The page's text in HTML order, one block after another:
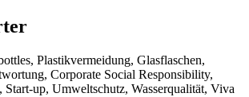
Plastikvermeidung, Glasflaschen,
Corporate Social Responsibility,
Start-up, Umweltschutz, Wasserqualität, Viva